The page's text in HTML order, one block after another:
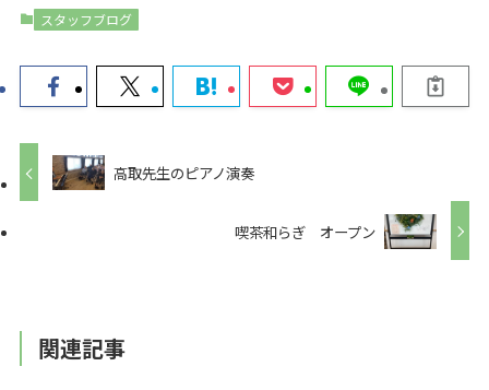
スタッフブログ
高取先生のピアノ演奏
喫茶和らぎ オープン
関連記事